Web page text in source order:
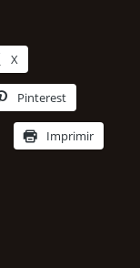
X
Pinterest
Imprimir